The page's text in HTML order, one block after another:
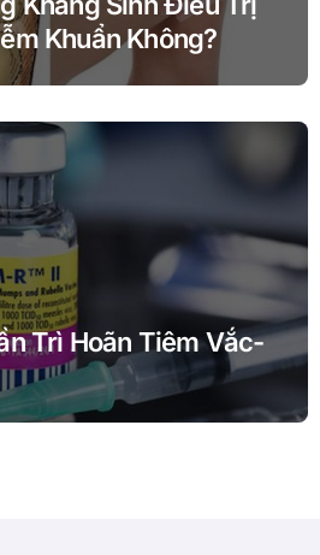
Khuẩn Không?
Trì Hoãn Tiêm Vắc-